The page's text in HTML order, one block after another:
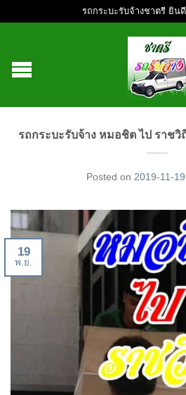
รถกระบะรับจ้างชาตรี ยิน
รถกระบะรับจ้าง หมอชิต ไป ราชวิ
Posted on 2019-11-19
19
พ.ย.